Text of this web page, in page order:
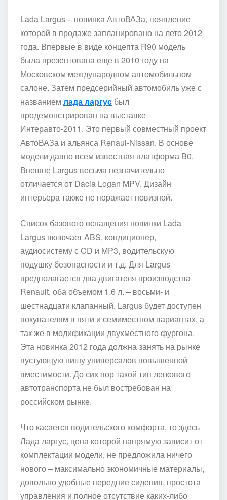
Lada Largus – новинка АвтоВАЗа, появление
которой в продаже запланировано на лето 2012
года. Впервые в виде концепта R90 модель
была презентована еще в 2010 году на
Московском международном автомобильном
салоне. Затем предсерийный автомобиль уже с
названием лада ларгус был
продемонстрирован на выставке
Интеравто-2011. Это первый совместный проект
АвтоВАЗа и альянса Renaul-Nissan. В основе
модели давно всем известная платформа B0.
Внешне Largus весьма незначительно
отличается от Dacia Logan MPV. Дизайн
интерьера также не поражает новизной.
Список базового оснащения новинки Lada
Largus включает ABS, кондиционер,
аудиосистему с CD и MP3, водительскую
подушку безопасности и т.д. Для Largus
предполагается два двигателя производства
Renault, оба объемом 1.6 л. – восьми- и
шестнадцати клапанный. Largus будет доступен
покупателям в пяти и семиместном вариантах, а
так же в модификации двухместного фургона.
Эта новинка 2012 года должна занять на рынке
пустующую нишу универсалов повышенной
вместимости. До сих пор такой тип легкового
автотранспорта не был востребован на
российском рынке.
Что касается водительского комфорта, то здесь
Лада ларгус, цена которой напрямую зависит от
комплектации модели, не предложила ничего
нового – максимально экономичные материалы,
довольно удобные передние сидения, простота
управления и полное отсутствие каких-либо